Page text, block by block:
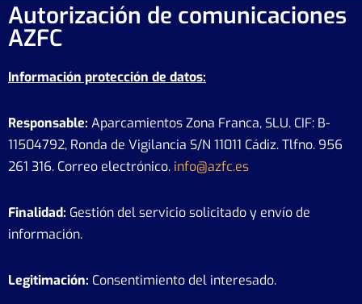
Autorización de comunicaciones
AZFC
Información protección de datos:
Responsable: Aparcamientos Zona Franca, SLU. CIF: B-
11504792, Ronda de Vigilancia S/N 11011 Cádiz. Tlfno. 956
261 316. Correo electrónico. info@azfc.es
Finalidad: Gestión del servicio solicitado y envío de
información.
Legitimación: Consentimiento del interesado.